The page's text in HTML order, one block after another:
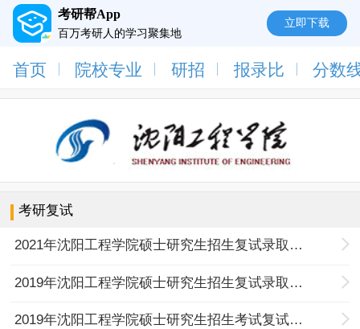
考研帮App
百万考研人的学习聚集地
立即下载
首页 院校专业 研招 报录比 分数
考研复试
2021年沈阳工程学院硕士研究生招生复试录取办法
2019年沈阳工程学院硕士研究生招生复试录取工作办法
2019年沈阳工程学院硕士研究生招生考试复试科目